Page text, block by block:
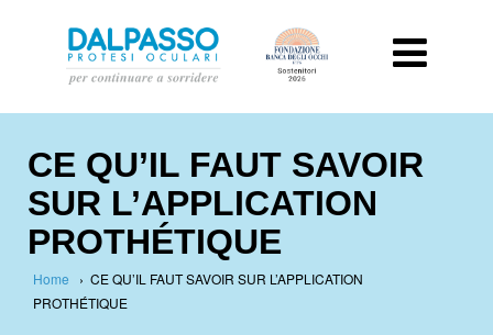
CE QU’IL FAUT SAVOIR
SUR L’APPLICATION
PROTHÉTIQUE
Home › CE QU’IL FAUT SAVOIR SUR L’APPLICATION
PROTHÉTIQUE